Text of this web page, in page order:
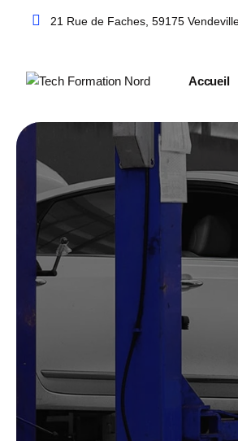
21 Rue de Faches, 59175
Accueil